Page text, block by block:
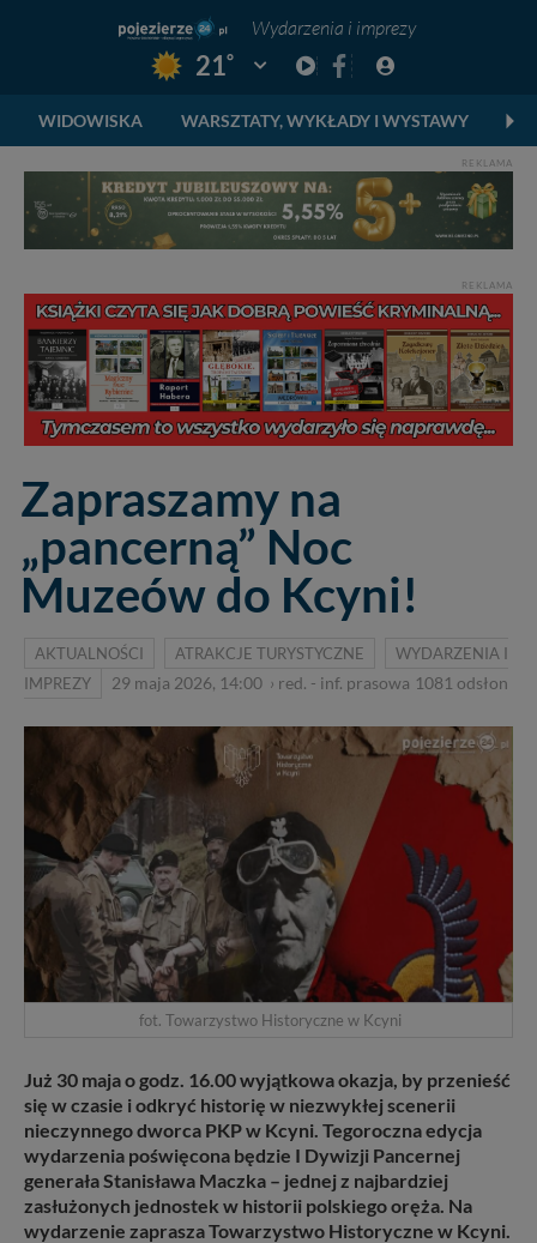
Wydarzenia i imprezy
21° Pogoda: Gniezno
WIDOWISKA WARSZTATY, WYKŁADY I WYSTAWY
REKLAMA
REKLAMA
Zapraszamy na
„pancerną” Noc
Muzeów do Kcyni!
AKTUALNOŚCI ATRAKCJE TURYSTYCZNE
WYDARZENIA I
IMPREZY
29 maja 2026, 14:00 › red. - inf. prasowa 1081 odsłon
fot. Towarzystwo Historyczne w Kcyni
Już 30 maja o godz. 16.00 wyjątkowa okazja, by przenieść
się w czasie i odkryć historię w niezwykłej scenerii
nieczynnego dworca PKP w Kcyni. Tegoroczna edycja
wydarzenia poświęcona będzie I Dywizji Pancernej
generała Stanisława Maczka – jednej z najbardziej
zasłużonych jednostek w historii polskiego oręża. Na
wydarzenie zaprasza Towarzystwo Historyczne w Kcyni.